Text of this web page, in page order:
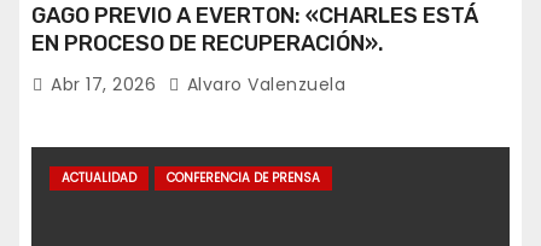
GAGO PREVIO A EVERTON: «CHARLES ESTÁ
EN PROCESO DE RECUPERACIÓN».
Abr 17, 2026 Alvaro Valenzuela
ACTUALIDAD CONFERENCIA DE PRENSA